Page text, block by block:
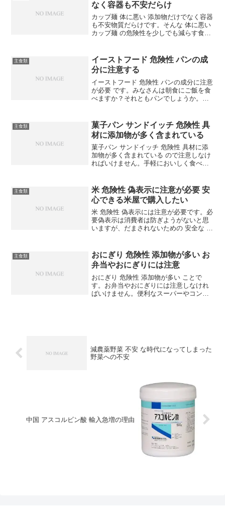
なく容器も不安だらけ
カップ麺 体に悪い 添加物だけでなく容器
も不安物質だらけです。そんな 体に悪い
カップ麺 の危険性を少しでも減らす食べ
理をする時間がないときだけでなく、さ
まざまな場...
主食類
イーストフード 危険性 パンの成
分に注意する
イーストフード 危険性 パンの成分に注意
が必要 です。みなさんは朝食にご飯を食
べますか？それともパンでしょうか。ご
べる機会が増えている食習慣の中でどん
なことに注意すれば...
主食類
菓子パン サンドイッチ 危険性 具
材に添加物が多く含まれている
菓子パン サンドイッチ 危険性 具材に添
加物が多く含まれている ので注意しなけ
ればいけません。手軽においしく食べら
菓子パン サンドイッチに含まれる添加物
について紹介...
主食類
米 危険性 偽表示に注意が必要 安
心できる米屋で購入したい
米 危険性 偽表示には注意が必要です。必
要偽表示は消費者は防ぎようがないと思
いますが、だまされないための 安全な 米
が販売されていたとします。しかし、実
際には、...
主食類
おにぎり 危険性 添加物が多い お
弁当やおにぎりには注意
おにぎり 危険性 添加物が多い ことで
す。お弁当やおにぎりには注意しなけれ
ばいけません。便利なスーパーやコンビ
減農薬野菜 不安 な時代になってしまった
野菜への不安
中国 アスコルビン酸 輸入急増の理由